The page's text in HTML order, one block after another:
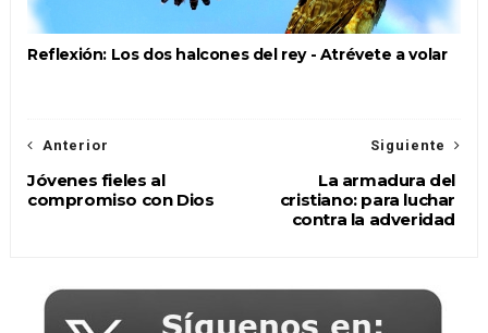
Reflexión: Los dos halcones del rey - Atrévete a volar
Siguiente
La armadura del
cristiano: para luchar
contra la adveridad
Anterior
Jóvenes fieles al
compromiso con Dios